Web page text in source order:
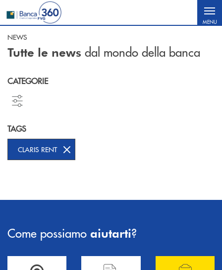
Salta al contenuto principale
MENU
NEWS
Tutte le news dal mondo della banca
CATEGORIE
TAGS
CLARIS RENT
Come possiamo aiutarti?
Accedi all' elenco completo delle filiali .Hai bisogno di informazioni? Contattaci !
Hai bisogno di